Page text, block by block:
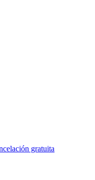
gratuita